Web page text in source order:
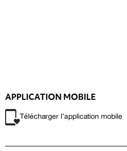
APPLICATION MOBILE
Télécharger l’application mobile